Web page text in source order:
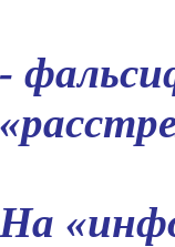
-
На